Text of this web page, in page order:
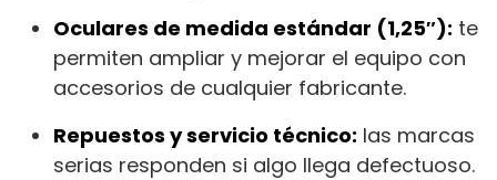
Oculares de medida estándar (1,25″): te
permiten ampliar y mejorar el equipo con
accesorios de cualquier fabricante.
Repuestos y servicio técnico: las marcas
serias responden si algo llega defectuoso.